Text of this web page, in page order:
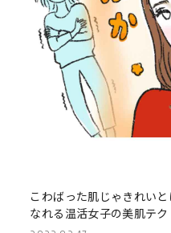
こわばった肌じゃきれい
なれる温活女子の美肌テク